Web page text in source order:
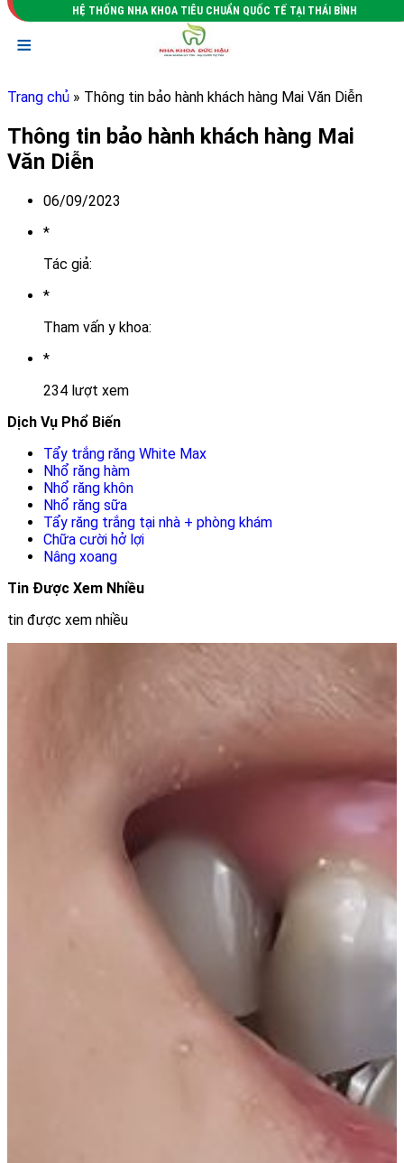
HỆ THỐNG NHA KHOA TIÊU CHUẨN QUỐC TẾ TẠI THÁI BÌNH
≡
Trang chủ » Thông tin bảo hành khách hàng Mai Văn Diễn
Thông tin bảo hành khách hàng Mai
Văn Diễn
06/09/2023
*
Tác giả:
*
Tham vấn y khoa:
*
234 lượt xem
Dịch Vụ Phổ Biến
Tẩy trắng răng White Max
Nhổ răng hàm
Nhổ răng khôn
Nhổ răng sữa
Tẩy răng trắng tại nhà + phòng khám
Chữa cười hở lợi
Nâng xoang
Tin Được Xem Nhiều
tin được xem nhiều